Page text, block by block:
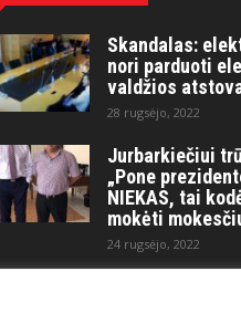
Skandalas:
nori parduoti
valdžios
28 rugsėjo, 2022
Jurbarkiečiui
„Pone
NIEKAS, tai
mokėti
24 rugsėjo, 2022